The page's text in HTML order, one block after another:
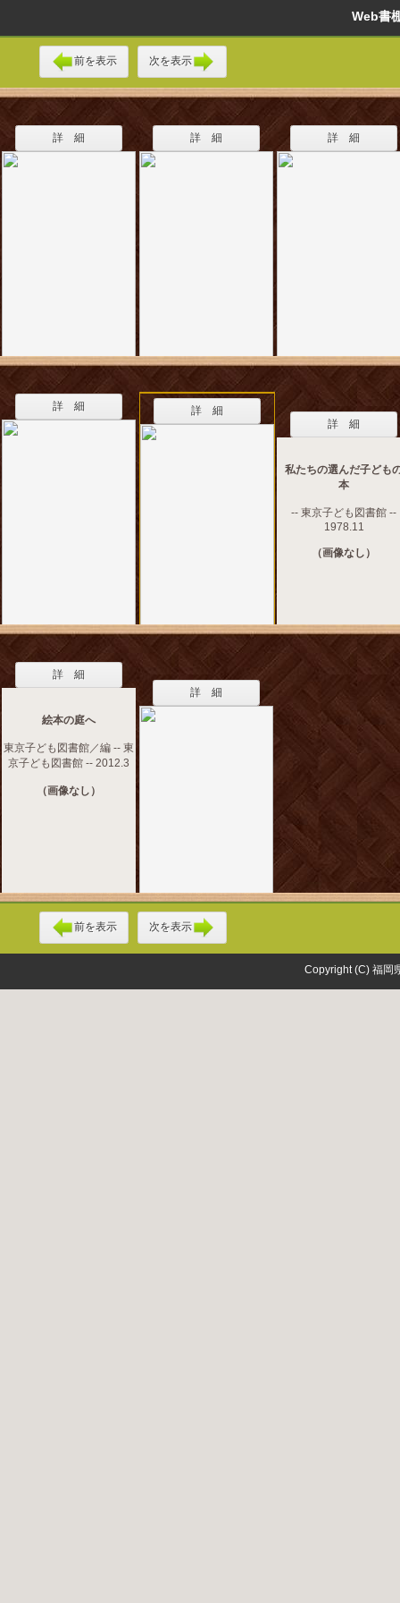
Web
前を表示 次を表示
詳 細 詳 細 詳 細
詳 細
詳 細
詳 細
私たちの選んだ子ども
本
-- 東京子ども図書館 --
1978.11
（画像なし）
詳 細
絵本の庭へ
東京子ども図書館／編 -- 東
京子ども図書館 -- 2012.3
（画像なし）
詳 細
前を表示 次を表示
Copyright (C) 福岡